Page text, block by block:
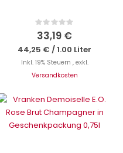
Rating:
0%
33,19 €
44,25 € /1.00 Liter
Inkl. 19% Steuern , exkl.
Versandkosten
IN DEN WARENKORB